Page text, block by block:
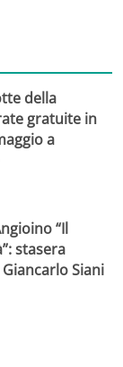
della
gratuite in
a
“Il
stasera
Siani